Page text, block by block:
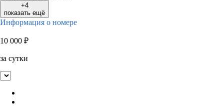
+4
показать ещё
Информация о номере
10 000 ₽
за сутки